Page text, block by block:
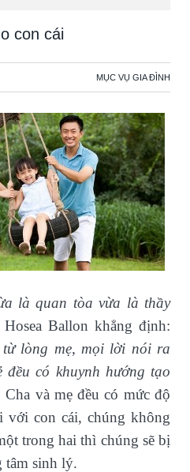
con cái
MỤC VỤ GIA ĐÌNH
là quan tòa vừa là thầy
Ballon khẳng định:
lòng mẹ, mọi lời nói ra
đều có khuynh hướng tạo
Cha và mẹ đều có mức độ
với con cái, chúng không
trong hai thì chúng sẽ bị
tâm sinh lý.